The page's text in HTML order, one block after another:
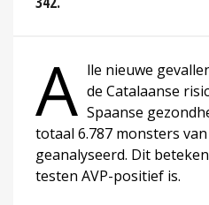
A lle nieuwe
de Catalaanse
Spaanse
totaal 6.787 monsters
geanalyseerd. Dit
testen AVP-positief is.